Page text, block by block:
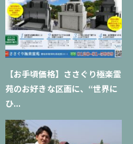
【お手頃価格】ささぐり極楽霊
苑のお好きな区画に、“世界に
ひ...